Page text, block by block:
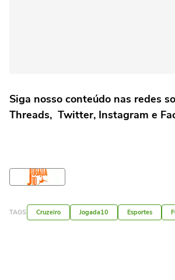
Siga nosso conteúdo nas redes
Threads, Twitter, Instagram e
TAGS Cruzeiro Jogada10 Esportes